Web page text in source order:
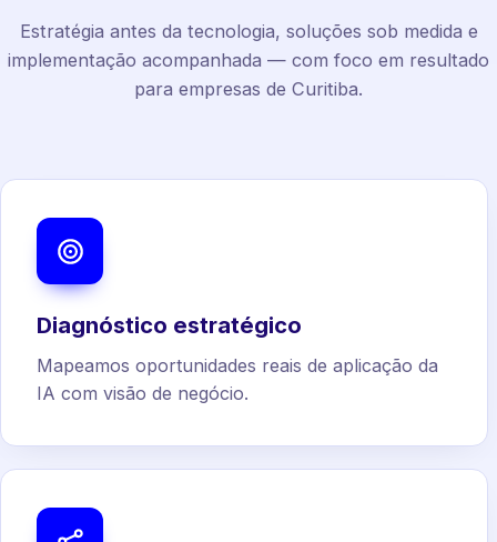
Estratégia antes da tecnologia, soluções sob medida e
implementação acompanhada — com foco em resultado
para empresas de Curitiba.
Diagnóstico estratégico
Mapeamos oportunidades reais de aplicação da
IA com visão de negócio.